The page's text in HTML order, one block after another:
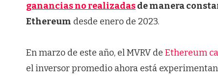
ganancias no realizadasde manera
Ethereum desde enero de 2023.
En marzo de este año, el MVRV de Ethereum
el inversor promedio ahora está